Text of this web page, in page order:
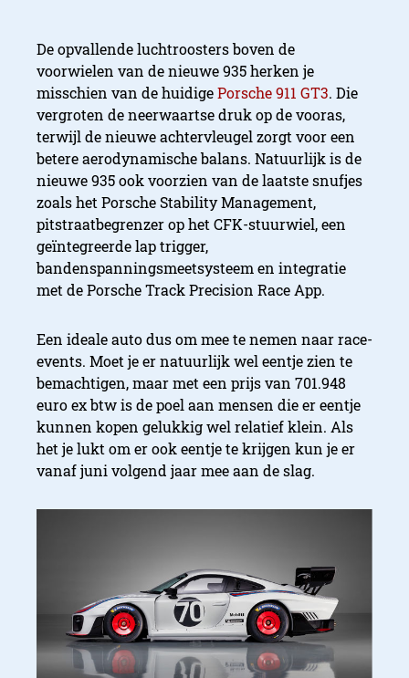
De opvallende luchtroosters boven de
voorwielen van de nieuwe 935 herken je
misschien van de huidigePorsche 911 GT3. Die
vergroten de neerwaartse druk op de vooras,
terwijl de nieuwe achtervleugel zorgt voor een
betere aerodynamische balans. Natuurlijk is de
nieuwe 935 ook voorzien van de laatste snufjes
zoals het Porsche Stability Management,
pitstraatbegrenzer op het CFK-stuurwiel, een
geïntegreerde lap trigger,
bandenspanningsmeetsysteem en integratie
met de Porsche Track Precision Race App.
Een ideale auto dus om mee te nemen naar race-
events. Moet je er natuurlijk wel eentje zien te
bemachtigen, maar met een prijs van 701.948
euro ex btw is de poel aan mensen die er eentje
kunnen kopen gelukkig wel relatief klein. Als
het je lukt om er ook eentje te krijgen kun je er
vanaf juni volgend jaar mee aan de slag.